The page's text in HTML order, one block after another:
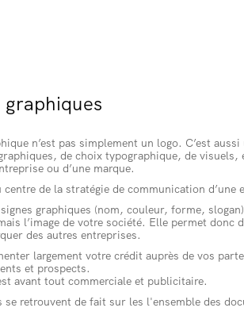
graphiques
n’est pas simplement un logo. C’est
de choix typographique, de visuels,
ou d’une marque.
de la stratégie de communication d’une
graphiques (nom, couleur, forme,
l’image de votre société. Elle permet donc
des autres entreprises.
largement votre crédit auprès de vos
et prospects.
avant tout commerciale et publicitaire.
se retrouvent de fait sur les l'ensemble des